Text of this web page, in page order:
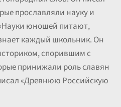
прославляли науку и
юношей питают,
каждый школьник. Он
спорившим с
принижали роль славян
«Древнюю Российскую